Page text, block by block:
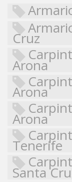
Cruz
Arona
Arona
Arona
Tenerife
Santa